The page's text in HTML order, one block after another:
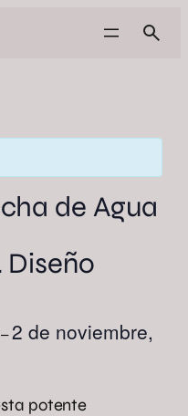
de Agua
–2 de noviembre,
potente